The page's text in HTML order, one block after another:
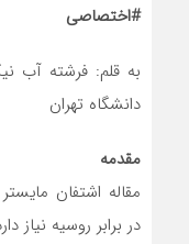
#اختصاصی
به قلم: فرشته آب
دانشگاه تهران
مقدمه
مقاله اشتفان
در برابر روسیه نیاز